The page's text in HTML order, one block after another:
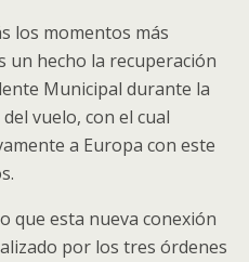
los momentos más
un hecho la recuperación
Municipal durante la
vuelo, con el cual
a Europa con este
que esta nueva conexión
por los tres órdenes